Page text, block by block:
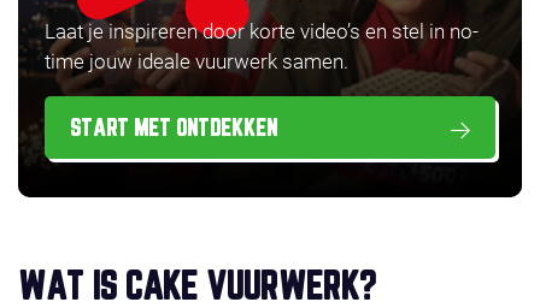
Laat je inspireren door korte video’s en stel in no-
time jouw ideale vuurwerk samen.
START MET ONTDEKKEN
WAT IS CAKE VUURWERK?